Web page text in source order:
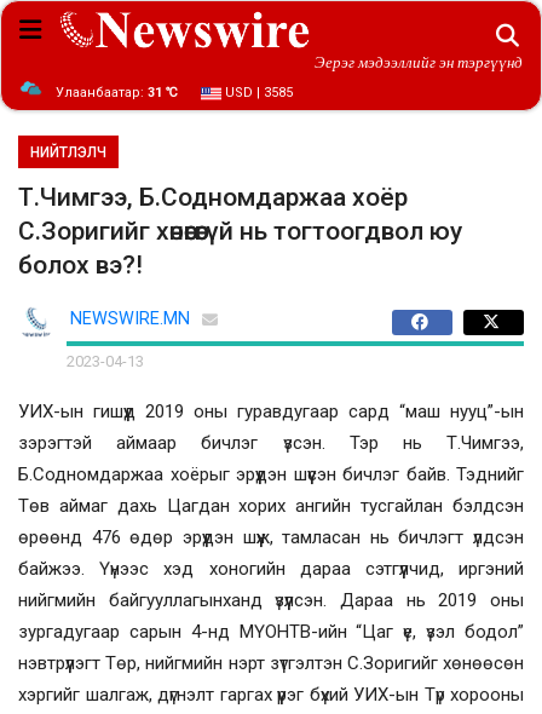
Эерэг мэдээллийг эн тэргүүнд
Улаанбаатар: 31 ℃ USD | 3585
НИЙТЛЭЛЧ
Т.Чимгээ, Б.Содномдаржаа хоёр
С.Зоригийг хөнөөгөөгүй нь тогтоогдвол юу
болох вэ?!
NEWSWIRE.MN
2023-04-13
УИХ-ын гишүүд 2019 оны гуравдугаар сард “маш нууц”-ын
зэрэгтэй аймаар бичлэг үзсэн. Тэр нь Т.Чимгээ,
Б.Содномдаржаа хоёрыг эрүүдэн шүүсэн бичлэг байв. Тэднийг
Төв аймаг дахь Цагдан хорих ангийн тусгайлан бэлдсэн
өрөөнд 476 өдөр эрүүдэн шүүж, тамласан нь бичлэгт үлдсэн
байжээ. Үүнээс хэд хоногийн дараа сэтгүүлчид, иргэний
нийгмийн байгууллагынханд үзүүлсэн. Дараа нь 2019 оны
зургадугаар сарын 4-нд МҮОНТВ-ийн “Цаг үе, үзэл бодол”
нэвтрүүлэгт Төр, нийгмийн нэрт зүтгэлтэн С.Зоригийг хөнөөсөн
хэргийг шалгаж, дүгнэлт гаргах үүрэг бүхий УИХ-ын Түр хорооны